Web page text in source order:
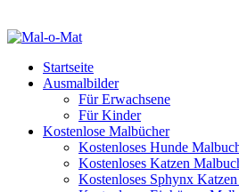
Startseite
Ausmalbilder
Für Erwachsene
Für Kinder
Kostenlose Malbücher
Kostenloses Hunde
Kostenloses Katzen
Kostenloses Sphynx